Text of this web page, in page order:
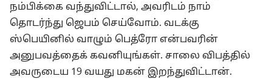
நம்பிக்கை வந்துவிட்டால், அவரிடம் நாம்
தொடர்ந்து ஜெபம் செய்வோம். வடக்கு
ஸ்பெயினில் வாழும் பெத்ரோ என்பவரின்
அனுபவத்தைக் கவனியுங்கள். சாலை விபத்தில்
அவருடைய 19 வயது மகன் இறந்துவிட்டான்.